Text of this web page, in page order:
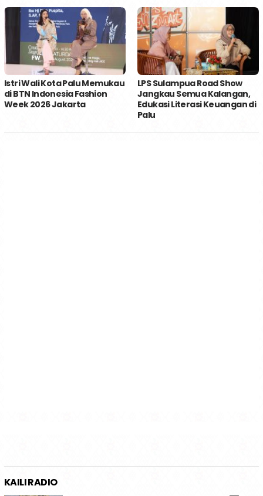
Istri Wali Kota Palu Memukau
di BTN Indonesia Fashion
Week 2026 Jakarta
LPS Sulampua Road Show
Jangkau Semua Kalangan,
Edukasi Literasi Keuangan di
Palu
KAILI RADIO